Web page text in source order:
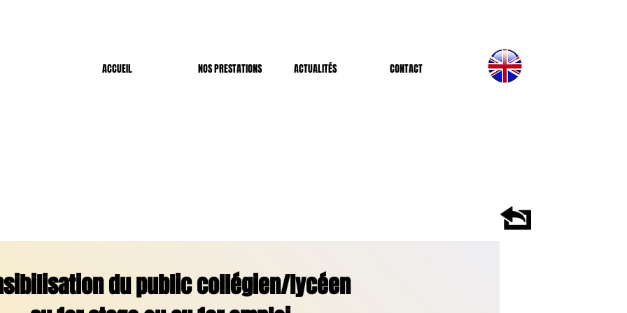
ACCUEIL NOS PRESTATIONS ACTUALITÉS CONTACT
du public collégien/lycéen